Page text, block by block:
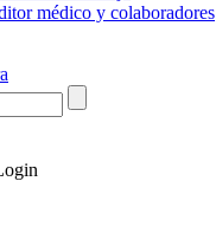
médico y colaboradores